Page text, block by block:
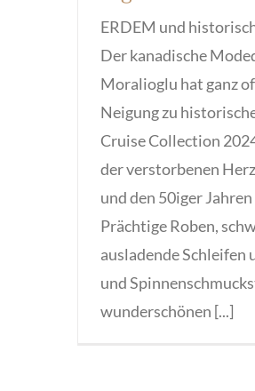
ERDEM und
Der kanadische
Moralioglu hat ganz
Neigung zu
Cruise Collection
der verstorbenen
und den 50iger
Prächtige Roben,
ausladende Schleifen
und
wunderschönen [...]